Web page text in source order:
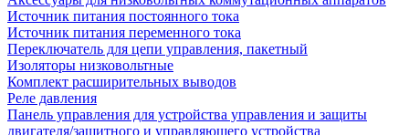
Источник питания постоянного тока
Источник питания переменного тока
Переключатель для цепи управления, пакетный
Изоляторы низковольтные
Комплект расширительных выводов
Реле давления
Панель управления для устройства управления и защиты
двигателя/защитного и управляющего устройства